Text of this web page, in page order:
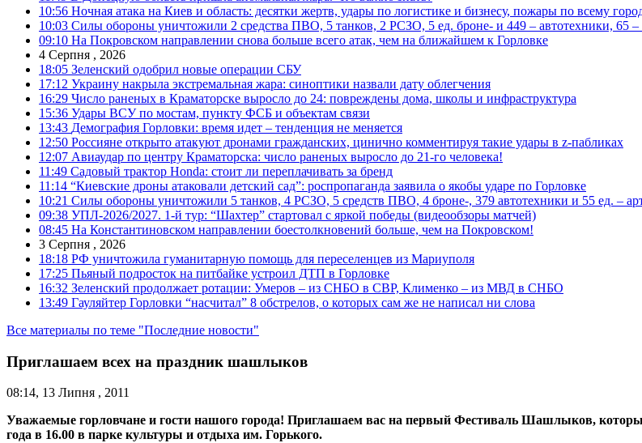
10:56 Ночная атака на Киев и область: десятки жертв, удары по логистике и бизнесу, пожары по всему
10:03 Силы обороны уничтожили 2 средства ПВО, 5 танков, 2 РСЗО, 5 ед. броне- и 449 – автотехники, 65
09:10 На Покровском направлении снова больше всего атак, чем на ближайшем к Горловке
4 Серпня , 2026
18:05 Зеленский одобрил новые операции СБУ
17:12 Украину накрыла экстремальная жара: синоптики назвали дату облегчения
16:29 Число раненых в Краматорске выросло до 24: повреждены дома, школы и инфраструктура
15:36 Удары ВСУ по мостам, пункту ФСБ и объектам связи
13:43 Демография Горловки: время идет – тенденция не меняется
12:50 Россияне открыто атакуют дронами гражданских, цинично комментируя такие удары в z-пабликах
12:07 Авиаудар по центру Краматорска: число раненых выросло до 21-го человека!
11:49 Садовый трактор Honda: стоит ли переплачивать за бренд
11:14 “Киевские дроны атаковали детский сад”: роспропаганда заявила о якобы ударе по Горловке
10:21 Силы обороны уничтожили 5 танков, 4 РСЗО, 5 средств ПВО, 4 броне-, 379 автотехники и 55 ед. –
09:38 УПЛ-2026/2027. 1-й тур: “Шахтер” стартовал с яркой победы (видеообзоры матчей)
08:45 На Константиновском направлении боестолкновений больше, чем на Покровском!
3 Серпня , 2026
18:18 РФ уничтожила гуманитарную помощь для переселенцев из Мариуполя
17:25 Пьяный подросток на питбайке устроил ДТП в Горловке
16:32 Зеленский продолжает ротации: Умеров – из СНБО в СВР, Клименко – из МВД в СНБО
13:49 Гауляйтер Горловки “насчитал” 8 обстрелов, о которых сам же не написал ни слова
Все материалы по теме "Последние новости"
Приглашаем всех на праздник шашлыков
08:14, 13 Липня , 2011
Уважаемые горловчане и гости нашого города! Приглашаем вас на первый Фестиваль Шашлыков,
года в 16.00 в парке культуры и отдыха им. Горького.